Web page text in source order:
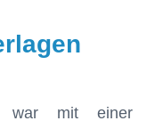
war mit einer